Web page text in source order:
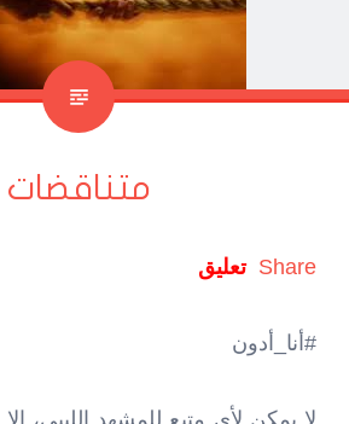
متناقضات
Share تعليق
#أنا_أدون